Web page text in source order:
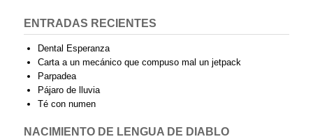
ENTRADAS RECIENTES
Dental Esperanza
Carta a un mecánico que compuso mal un jetpack
Parpadea
Pájaro de lluvia
Té con numen
NACIMIENTO DE LENGUA DE DIABLO